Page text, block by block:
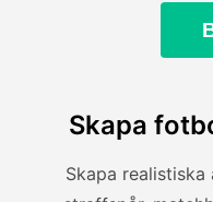
Skapa
Skapa